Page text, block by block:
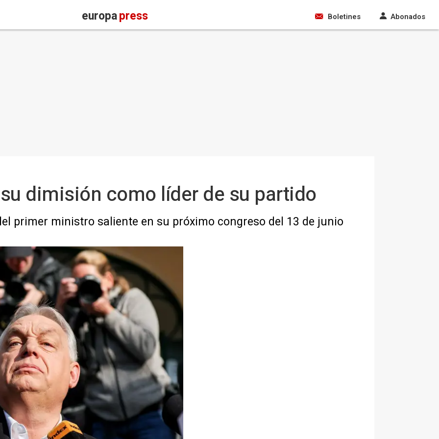
europapress Boletines Abonados
dimisión como líder de su partido
primer ministro saliente en su próximo congreso del 13 de junio